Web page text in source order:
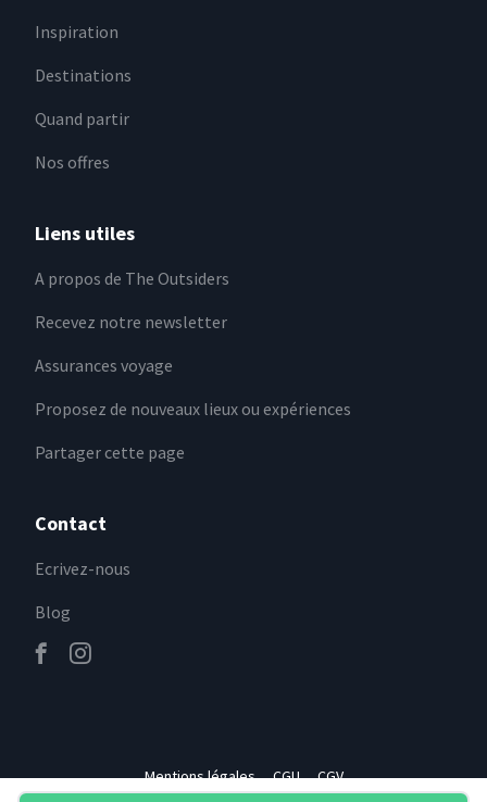
Inspiration
Destinations
Quand partir
Nos offres
Liens utiles
A propos de The Outsiders
Recevez notre newsletter
Assurances voyage
Proposez de nouveaux lieux ou expériences
Partager cette page
Contact
Ecrivez-nous
Blog
Mentions légales CGU CGV